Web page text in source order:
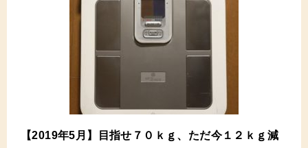
【2019年5月】目指せ７０ｋｇ、ただ今１２ｋｇ減